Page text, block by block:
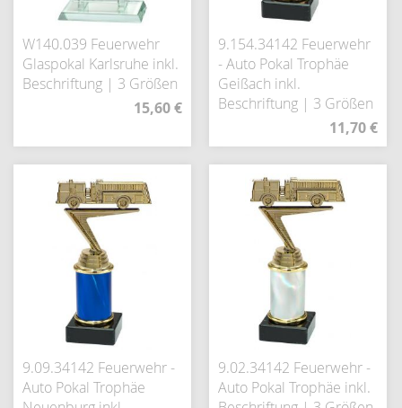
W140.039 Feuerwehr
Glaspokal Karlsruhe inkl.
Beschriftung | 3 Größen
15,60 €
9.154.34142 Feuerwehr
- Auto Pokal Trophäe
Geißach inkl.
Beschriftung | 3 Größen
11,70 €
9.09.34142 Feuerwehr -
Auto Pokal Trophäe
9.02.34142 Feuerwehr -
Auto Pokal Trophäe inkl.